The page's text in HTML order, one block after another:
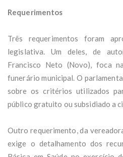
Requerimentos
Três requerimentos foram
legislativa. Um deles, de
Francisco Neto (Novo), foca
funerário municipal. O
sobre os critérios utilizados
público gratuito ou subsidiado a
Outro requerimento, da
exige o detalhamento dos